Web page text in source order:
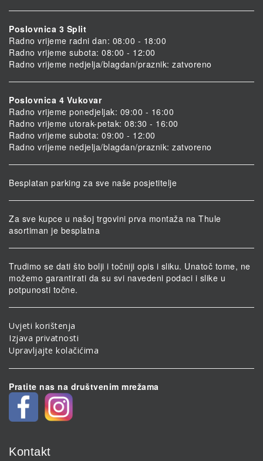
Poslovnica 3 Split
Radno vrijeme radni dan: 08:00 - 18:00
Radno vrijeme subota: 08:00 - 12:00
Radno vrijeme nedjelja/blagdan/praznik: zatvoreno
Poslovnica 4 Vukovar
Radno vrijeme ponedjeljak: 09:00 - 16:00
Radno vrijeme utorak-petak: 08:30 - 16:00
Radno vrijeme subota: 09:00 - 12:00
Radno vrijeme nedjelja/blagdan/praznik: zatvoreno
Besplatan parking za sve naše posjetitelje
Za sve kupce u našoj trgovini prva montaža na Thule
asortiman je besplatna
Trudimo se dati što bolji i točniji opis i sliku. Unatoč tome, ne
možemo garantirati da su svi navedeni podaci i slike u
potpunosti točne.
Uvjeti korištenja
Izjava privatnosti
Upravljajte kolačićima
Pratite nas na društvenim mrežama
Kontakt